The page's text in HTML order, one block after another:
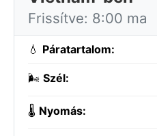
Frissítve: 8:00 ma
💧 Páratartalom:
🌬️ Szél:
🌡️ Nyomás: